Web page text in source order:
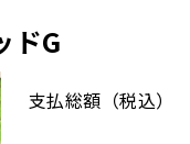
ドG
支払総額 （税込）